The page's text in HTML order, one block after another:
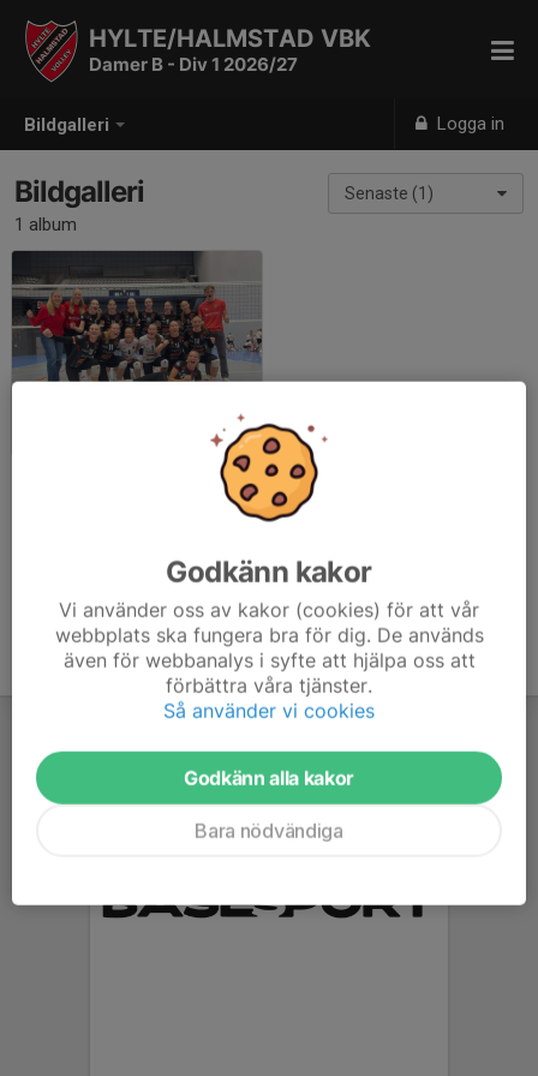
Bildgalleri Logga in
HYLTE/HALMSTAD VBK
Damer B - Div 1 2026/27
Senaste (1)
Bildgalleri
1 album
Godkänn kakor
Vi använder oss av kakor (cookies) för att vår
webbplats ska fungera bra för dig. De används
även för webbanalys i syfte att hjälpa oss att
förbättra våra tjänster.
Så använder vi cookies
Godkänn alla kakor
Bara nödvändiga